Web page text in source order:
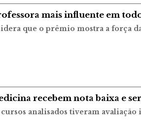
mais influente em
que o prêmio mostra a força
recebem nota baixa e
cursos analisados tiveram